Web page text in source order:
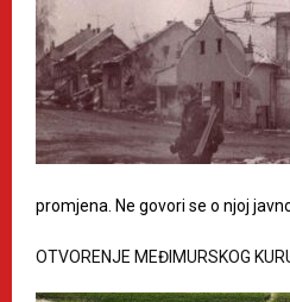
promjena. Ne govori se o njoj
OTVORENJE MEĐIMURSKOG